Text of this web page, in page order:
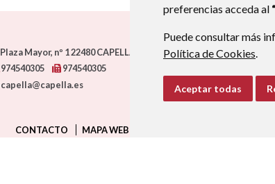
preferencias acceda al
Puede consultar más
Política de Cookies.
Aceptar todas
Plaza Mayor, nº 122480CAPELLA (HUESCA)- ARAGÓN(ESPAÑA)
974540305
974540305
capella@capella.es
CONTACTO MAPA WEB